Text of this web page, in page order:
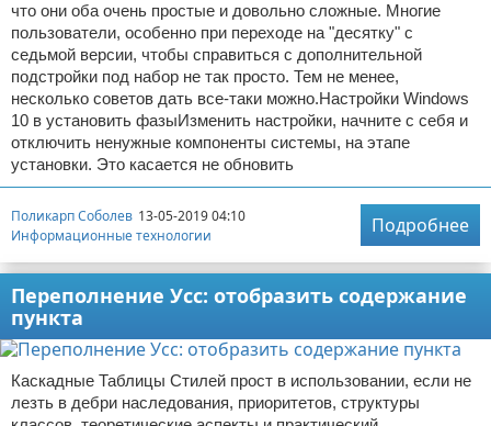
что они оба очень простые и довольно сложные. Многие
пользователи, особенно при переходе на "десятку" с
седьмой версии, чтобы справиться с дополнительной
подстройки под набор не так просто. Тем не менее,
несколько советов дать все-таки можно.Настройки Windows
10 в установить фазыИзменить настройки, начните с себя и
отключить ненужные компоненты системы, на этапе
установки. Это касается не обновить
Поликарп Соболев 13-05-2019 04:10
Информационные технологии
Подробнее
Переполнение Усс: отобразить содержание
пункта
Каскадные Таблицы Стилей прост в использовании, если не
лезть в дебри наследования, приоритетов, структуры